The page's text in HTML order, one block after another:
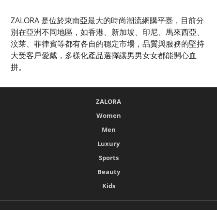
ZALORA 是位於東南亞最大的時尚潮流網購平臺，目前分
別在亞洲不同地區，如香港、新加坡、印尼、馬來西亞、
汶莱、菲律賓等都有各自的穩定市場，品質與服務的堅持
大受客戶愛戴，多樣化產品選擇讓男男女女都能開心血
拼。
ZALORA
Women
Men
Luxury
Sports
Beauty
Kids